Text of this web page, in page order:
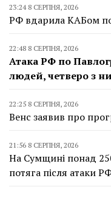
23:24 8 СЕРПНЯ, 2026
РФ вдарила КАБом
22:48 8 СЕРПНЯ, 2026
Атака РФ по
людей, четверо з
22:25 8 СЕРПНЯ, 2026
Венс заявив про
21:56 8 СЕРПНЯ, 2026
На Сумщині понад
потяга після атаки